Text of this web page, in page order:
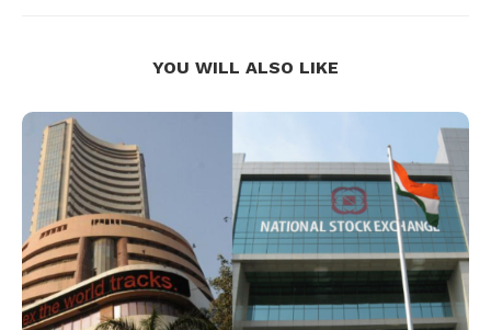
YOU WILL ALSO LIKE